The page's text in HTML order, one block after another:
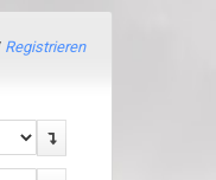
Registrieren